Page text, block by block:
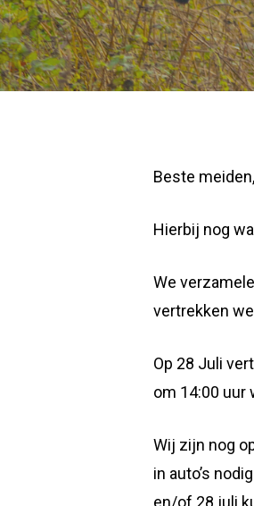
Beste meiden,
Hierbij nog
We
vertrekken
Op 28 Juli
om 14:00 uur
Wij zijn nog
in auto’s
en/of 28 juli